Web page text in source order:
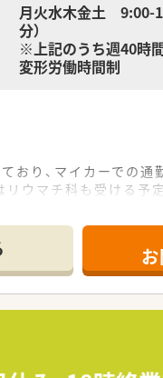
月火水木金土 9:00-
分）​
※上記のうち週40時
変形労働時間制
り、マイカーでの通
ウマチ科も受ける予
を運営している小規
現在も自ら営業を行い
件の施設在宅契約を
り年収480万円～600
円程度がモデル年収と